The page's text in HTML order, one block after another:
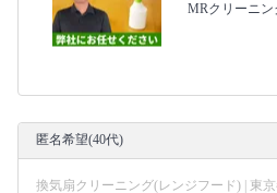
MRクリーニン
匿名希望(40代)
換気扇クリーニング(レンジフード) | 東